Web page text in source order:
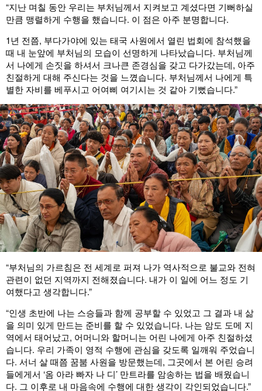
“지난 며칠 동안 우리는 부처님께서 지켜보고 계셨다면 기뻐하실
만큼 맹렬하게 수행을 했습니다. 이 점은 아주 분명합니다.
1년 전쯤, 부다가야에 있는 태국 사원에서 열린 법회에 참석했을
때 내 눈앞에 부처님의 모습이 선명하게 나타났습니다. 부처님께
서 나에게 손짓을 하셔서 크나큰 존경심을 갖고 다가갔는데, 아주
친절하게 대해 주신다는 것을 느꼈습니다. 부처님께서 나에게 특
별한 자비를 베푸시고 어여삐 여기시는 것 같아 기뻤습니다.”
“부처님의 가르침은 전 세계로 퍼져 나가 역사적으로 불교와 전혀
관련이 없던 지역까지 전해졌습니다. 내가 이 일에 어느 정도 기
여했다고 생각합니다.”
“인생 초반에 나는 스승들과 함께 공부할 수 있었고 그 결과 내 삶
을 의미 있게 만드는 준비를 할 수 있었습니다. 나는 암도 도메 지
역에서 태어났고, 어머니와 할머니는 어린 나에게 아주 친절하셨
습니다. 우리 가족이 영적 수행에 관심을 갖도록 일깨워 주었습니
다. 서너 살 때쯤 꿈붐 사원을 방문했는데, 그곳에서 본 어린 승려
들에게서 ‘옴 아라 빠자 나 디’ 만트라를 암송하는 법을 배웠습니
다. 그 이후로 내 마음속에 수행에 대한 생각이 각인되었습니다.”